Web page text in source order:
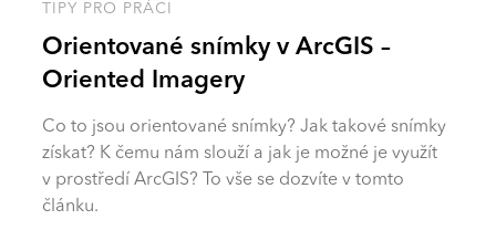
TIPY PRO PRÁCI
Orientované snímky v ArcGIS –
Oriented Imagery
Co to jsou orientované snímky? Jak takové snímky
získat? K čemu nám slouží a jak je možné je využít
v prostředí ArcGIS? To vše se dozvíte v tomto
článku.